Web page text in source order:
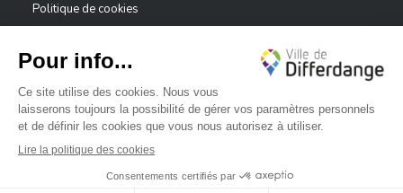
Politique de cookies
Déclaration d’accessibilité
Dispositif de signalement — lanceurs d’alerte
©2026 Tous droits réservés . Ville de Differdange
✕
Bonjour, comment puis-je vous aider ?